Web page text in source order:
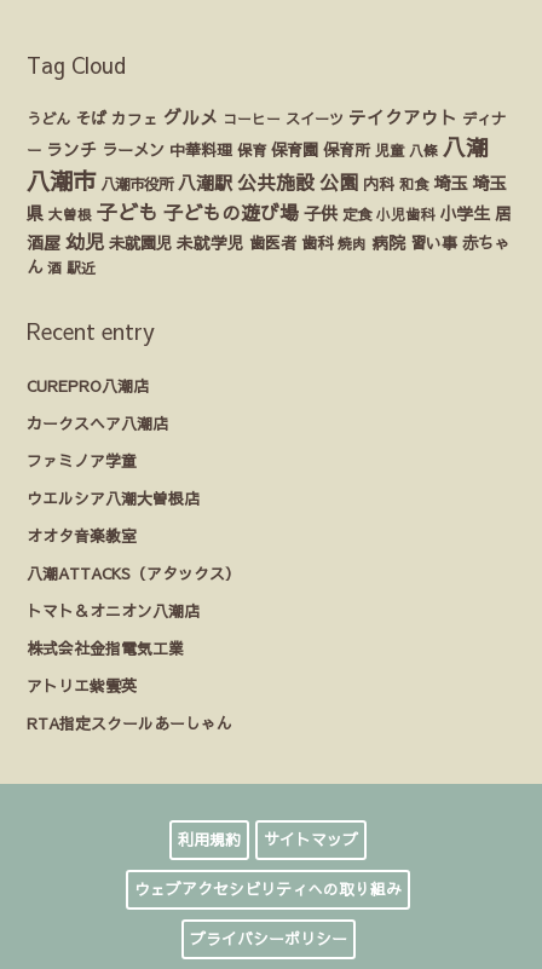
Tag Cloud
うどん そば カフェ グルメ コーヒー スイーツ テイクアウト ディナ
ー ランチ ラーメン 中華料理 保育 保育園 保育所 児童 八條 八潮
八潮市 八潮市役所 八潮駅 公共施設 公園 内科 和食 埼玉 埼玉
県 大曽根 子ども 子どもの遊び場 子供 定食 小児歯科 小学生 居
酒屋 幼児 未就園児 未就学児 歯医者 歯科 焼肉 病院 習い事 赤ちゃ
ん 酒 駅近
Recent entry
CUREPRO八潮店
カークスヘア八潮店
ファミノア学童
ウエルシア八潮大曽根店
オオタ音楽教室
八潮ATTACKS（アタックス）
トマト＆オニオン八潮店
株式会社金指電気工業
アトリエ紫雲英
RTA指定スクールあーしゃん
利用規約 サイトマップ
ウェブアクセシビリティへの取り組み
プライバシーポリシー